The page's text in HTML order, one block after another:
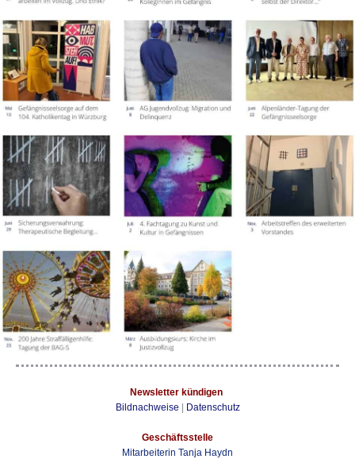
Newsletter kündigen
Bildnachweise
Datenschutz
Geschäftsstelle
Mitarbeiterin Tanja Haydn